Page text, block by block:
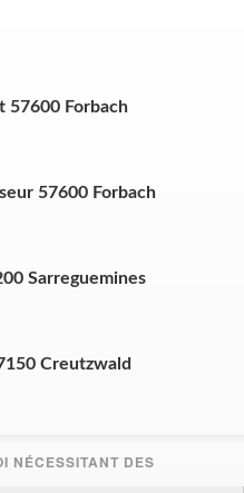
57600 Forbach
57600 Forbach
Sarreguemines
Creutzwald